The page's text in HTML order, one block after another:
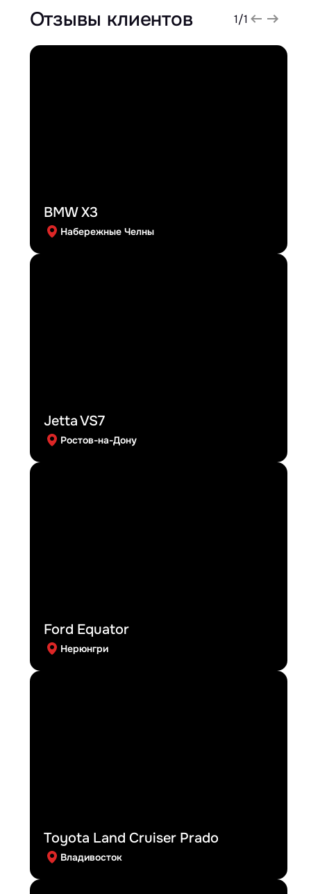
Отзывы клиентов 1/1
BMW X3
Набережные Челны
Jetta VS7
Ростов-на-Дону
Ford Equator
Нерюнгри
Toyota Land Cruiser Prado
Владивосток